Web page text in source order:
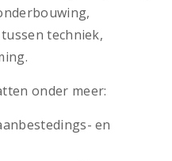
techniek,
onder meer:
en